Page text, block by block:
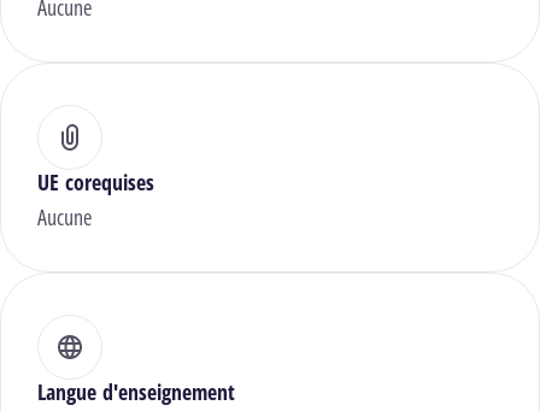
Aucune
UE corequises
Aucune
Langue d'enseignement